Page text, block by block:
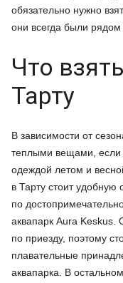
обязательно нужно
они всегда были рядом
Что
Тарту
В зависимости от
теплыми вещами, если
одеждой летом и
в Тарту стоит удобную
по
аквапарк Aura Keskus.
по приезду, поэтому
плавательные
аквапарка. В